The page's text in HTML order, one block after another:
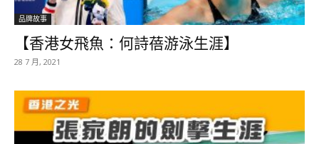
品牌故事
【香港女飛魚：何詩蓓游泳生涯】
28 7 月, 2021